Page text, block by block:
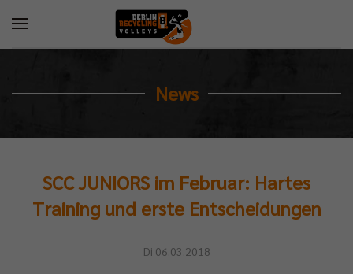
News
SCC JUNIORS im Februar: Hartes
Training und erste Entscheidungen
Di 06.03.2018